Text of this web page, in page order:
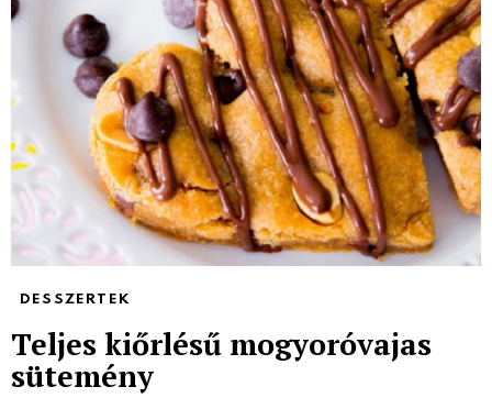
DESSZERTEK
Teljes kiőrlésű mogyoróvajas
sütemény